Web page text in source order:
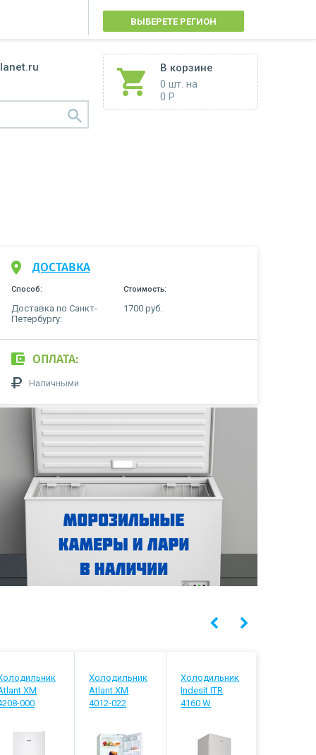
ВЫБЕРЕТЕ РЕГИОН
В корзине
0 шт. на
0 Р
ДОСТАВКА
Способ: Стоимость:
Доставка по Санкт-
Петербургу:
1700 руб.
ОПЛАТА:
Наличными
ХМ
000
Холодильник
Atlant ХМ
4012-022
Холодильник
Indesit ITR
4160 W